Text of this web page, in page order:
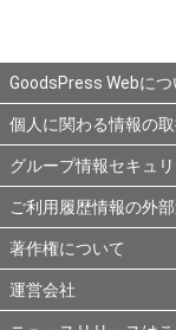
GoodsPress Webにつ
個人に関わる情報の
グループ情報セキュ
ご利用履歴情報の外
著作権について
運営会社